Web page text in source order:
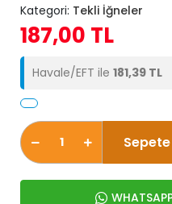
Kategori: Tekli İğneler
187,00 TL
Havale/EFT ile 181,39 TL
Sepete